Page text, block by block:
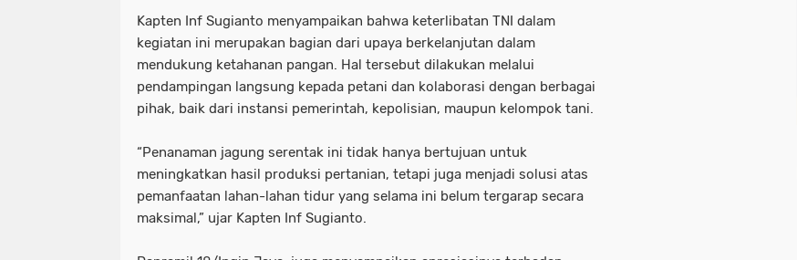
Kapten Inf Sugianto menyampaikan bahwa keterlibatan TNI dalam
kegiatan ini merupakan bagian dari upaya berkelanjutan dalam
mendukung ketahanan pangan. Hal tersebut dilakukan melalui
pendampingan langsung kepada petani dan kolaborasi dengan berbagai
pihak, baik dari instansi pemerintah, kepolisian, maupun kelompok tani.
“Penanaman jagung serentak ini tidak hanya bertujuan untuk
meningkatkan hasil produksi pertanian, tetapi juga menjadi solusi atas
pemanfaatan lahan-lahan tidur yang selama ini belum tergarap secara
maksimal,” ujar Kapten Inf Sugianto.